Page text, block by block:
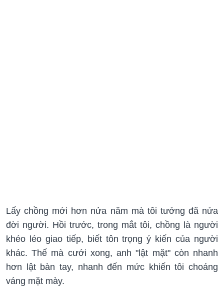
Lấy chồng mới hơn nửa năm mà tôi tưởng đã nửa
đời người. Hồi trước, trong mắt tôi, chồng là người
khéo léo giao tiếp, biết tôn trọng ý kiến của người
khác. Thế mà cưới xong, anh "lật mặt" còn nhanh
hơn lật bàn tay, nhanh đến mức khiến tôi choáng
váng mặt mày.